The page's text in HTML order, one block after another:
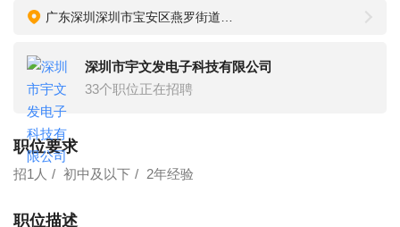
深圳市宇文发电子科技有限公司
33个职位正在招聘
职位要求
招1人 初中及以下 2年经验
职位描述